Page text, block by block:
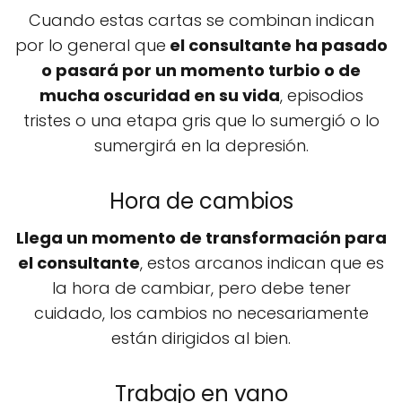
Cuando estas cartas se combinan indican
por lo general que el consultante ha pasado
o pasará por un momento turbio o de
mucha oscuridad en su vida, episodios
tristes o una etapa gris que lo sumergió o lo
sumergirá en la depresión.
Hora de cambios
Llega un momento de transformación para
el consultante, estos arcanos indican que es
la hora de cambiar, pero debe tener
cuidado, los cambios no necesariamente
están dirigidos al bien.
Trabajo en vano